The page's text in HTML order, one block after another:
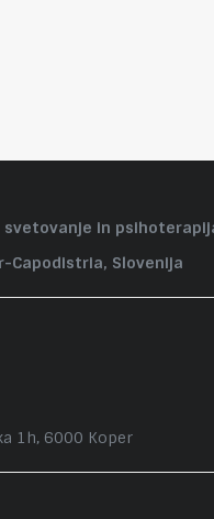
svetovanje in
Capodistria, Slovenija
1h, 6000 Koper